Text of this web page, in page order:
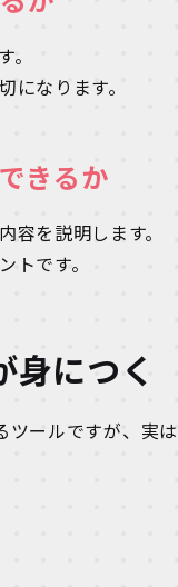
になります。
きるか
を説明します。
トです。
身につく
ツールですが、実